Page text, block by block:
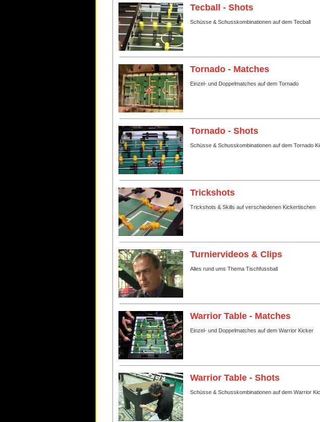
Tecball - Shots
Schüsse & Schusskombinationen auf dem Tecball
Tornado - Matches
Einzel- und Doppelmatches auf dem Tornado
Tornado - Shots
Schüsse & Schusskombinationen auf dem Tornado
Trickshots
Trickshots & Skills auf verschiedenen Kickertischen
Turniervideos & Clips
Alles rund ums Thema Tischfussball
Warrior Table - Matches
Einzel- und Doppelmatches auf dem Warrior Kicker
Warrior Table - Shots
Schüsse & Schusskombinationen auf dem Warrior